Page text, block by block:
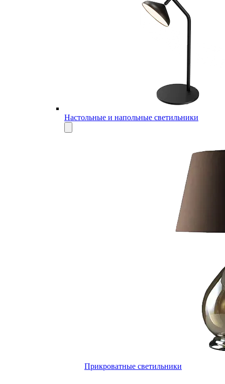
Настольные и напольные светильники
Прикроватные светильники